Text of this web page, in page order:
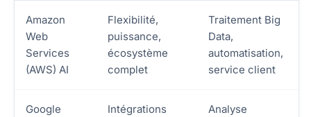
Amazon
Web
Services
(AWS) AI
Flexibilité,
puissance,
écosystème
complet
Traitement Big
Data,
automatisation,
service client
Google
Intégrations
Analyse